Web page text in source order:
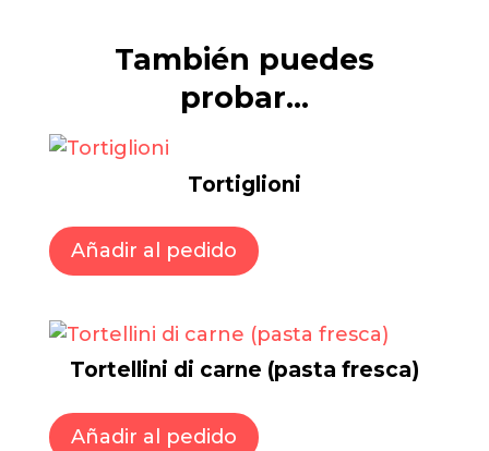
También puedes
probar…
Tortiglioni
Añadir al pedido
Tortellini di carne (pasta fresca)
Añadir al pedido